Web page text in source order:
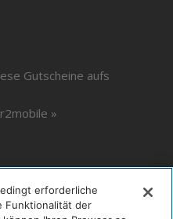
Gutscheine aufs
»
erforderliche
Funktionalität der